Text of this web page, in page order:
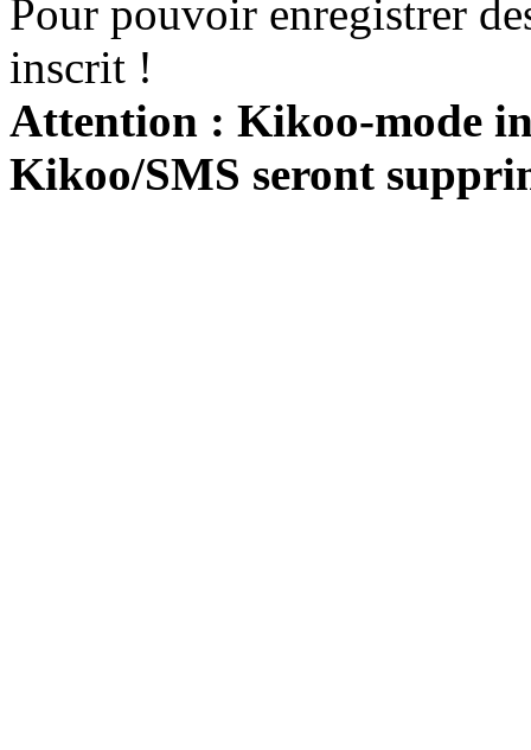
Pour pouvoir enregistrer
inscrit !
Attention : Kikoo-mode
Kikoo/SMS seront